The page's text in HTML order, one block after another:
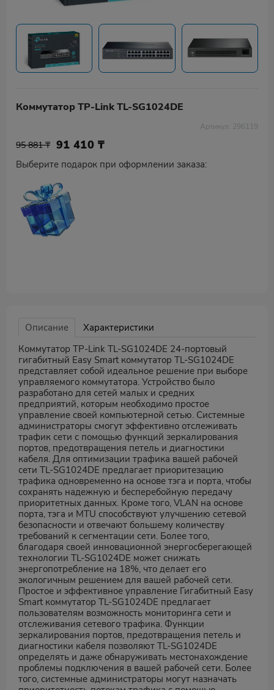
Коммутатор TP-Link TL-SG1024DE
Артикул: 296119
95 881 ₸ 91 410 ₸
Выберите подарок при оформлении заказа:
Описание
Характеристики
Коммутатор TP-Link TL-SG1024DE 24-портовый
гигабитный Easy Smart коммутатор TL-SG1024DE
представляет собой идеальное решение при выборе
управляемого коммутатора. Устройство было
разработано для сетей малых и средних
предприятий, которым необходимо простое
управление своей компьютерной сетью. Системные
администраторы смогут эффективно отслеживать
трафик сети с помощью функций зеркалирования
портов, предотвращения петель и диагностики
кабеля. Для оптимизации трафика вашей рабочей
сети TL-SG1024DE предлагает приоритезацию
трафика одновременно на основе тэга и порта, чтобы
сохранять надежную и бесперебойную передачу
приоритетных данных. Кроме того, VLAN на основе
порта, тэга и MTU способствуют улучшению сетевой
безопасности и отвечают большему количеству
требований к сегментации сети. Более того,
благодаря своей инновационной энергосберегающей
технологии TL-SG1024DE может снижать
энергопотребление на 18%, что делает его
экологичным решением для вашей рабочей сети.
Простое и эффективное управление Гигабитный Easy
Smart коммутатор TL-SG1024DE предлагает
пользователям возможность мониторинга сети и
отслеживания сетевого трафика. Функции
зеркалирования портов, предотвращения петель и
диагностики кабеля позволяют TL-SG1024DE
определять и даже обнаруживать местонахождение
проблемы подключения в вашей рабочей сети. Более
того, системные администраторы могут назначать